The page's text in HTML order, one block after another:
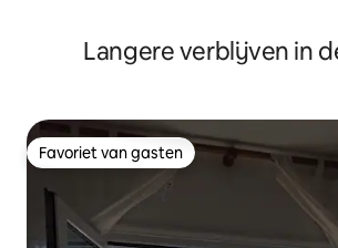
Langere verblijven in
Favoriet van gasten
Favoriet van gasten